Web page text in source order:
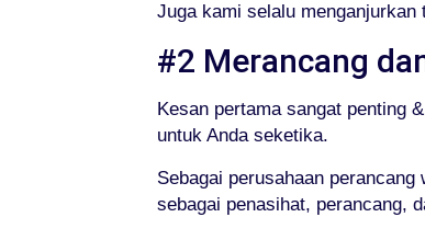
Juga kami selalu
#2 Merancang
Kesan pertama sangat penting
untuk Anda seketika.
Sebagai perusahaan
sebagai penasihat, perancang,